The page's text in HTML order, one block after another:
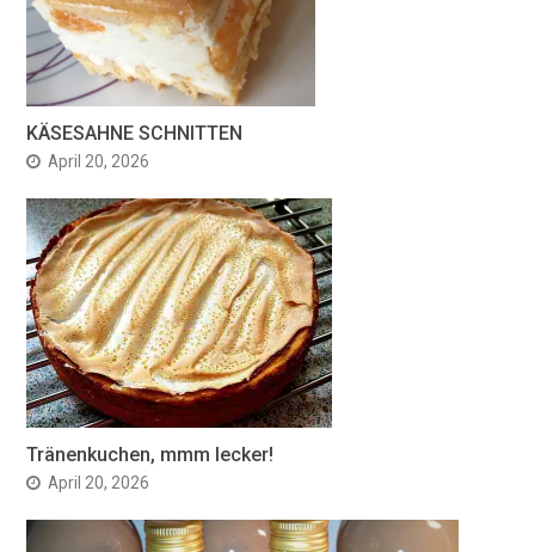
KÄSESAHNE SCHNITTEN
April 20, 2026
Tränenkuchen, mmm lecker!
April 20, 2026